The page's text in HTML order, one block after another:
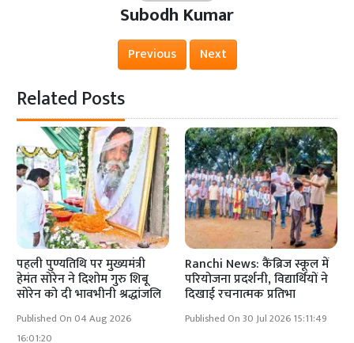
Subodh Kumar
Previous Next
Related Posts
पहली पुण्यतिथि पर मुख्यमंत्री
हेमंत सोरेन ने दिशोम गुरु शिबू
सोरेन को दी भावभीनी श्रद्धांजलि
Published On 04 Aug 2026
16:01:20
Ranchi News: कैंब्रिज स्कूल में
परियोजना प्रदर्शनी, विद्यार्थियों ने
दिखाई रचनात्मक प्रतिभा
Published On 30 Jul 2026 15:11:49